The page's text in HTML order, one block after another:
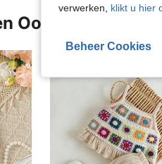
Ook
verwerken, klikt u hier
Beheer Cookies